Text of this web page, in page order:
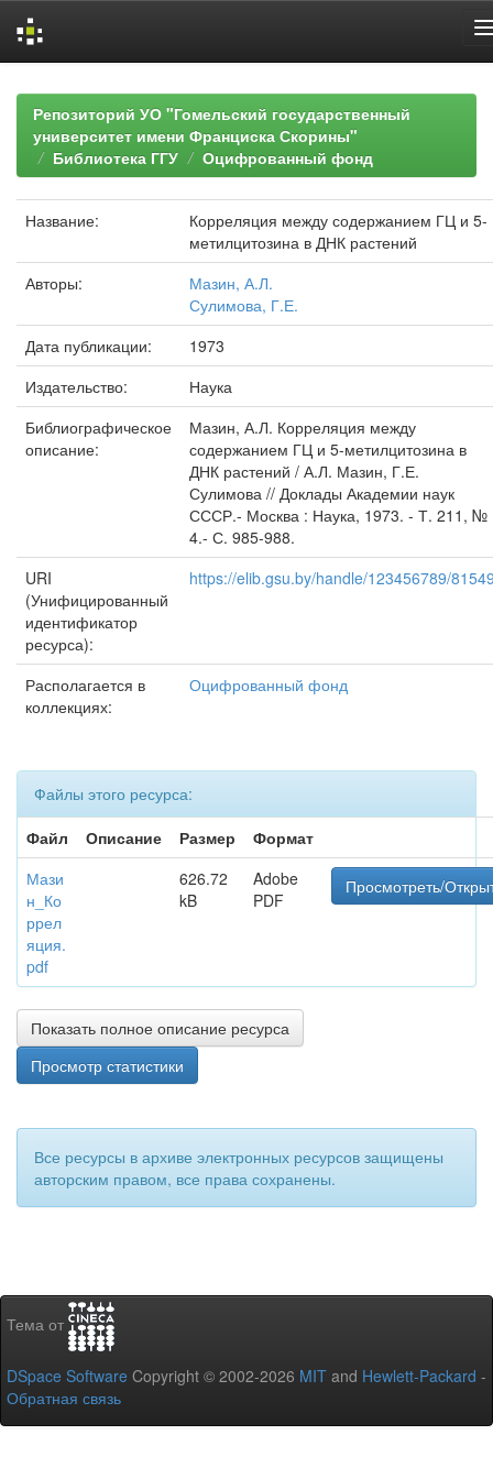
navigationРепозиторий УО "Гомельский государственный
университет имени Франциска Скорины"
Библиотека ГГУ
Оцифрованный фонд
Название:
Корреляция между содержанием ГЦ и 5-
метилцитозина в ДНК растений
Авторы:
Мазин, А.Л.
Сулимова, Г.Е.
Дата публикации:
1973
Издательство:
Наука
Библиографическое
описание:
Мазин, А.Л. Корреляция между
содержанием ГЦ и 5-метилцитозина в
ДНК растений / А.Л. Мазин, Г.Е.
Сулимова // Доклады Академии наук
СССР.- Москва : Наука, 1973. - Т. 211, №
4.- С. 985-988.
URI
(Унифицированный
идентификатор
ресурса):
https://elib.gsu.by/handle/123456789/
Располагается в
коллекциях:
Оцифрованный фонд
Файлы этого ресурса:
Файл
Описание Размер
Формат
Мази
н_Ко
ррел
яция.
pdf
626.72
kB
Adobe
PDF
Просмотреть/
Показать полное описание ресурса
Просмотр статистики
Все ресурсы в архиве электронных ресурсов защищены
авторским правом, все права сохранены.
Тема от
DSpace Software Copyright © 2002-2026 MIT and Hewlett-Packard -
Обратная связь